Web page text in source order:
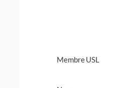
Membre USL